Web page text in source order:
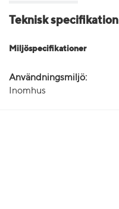
Teknisk specifikation
Miljöspecifikationer
Användningsmiljö:
Inomhus